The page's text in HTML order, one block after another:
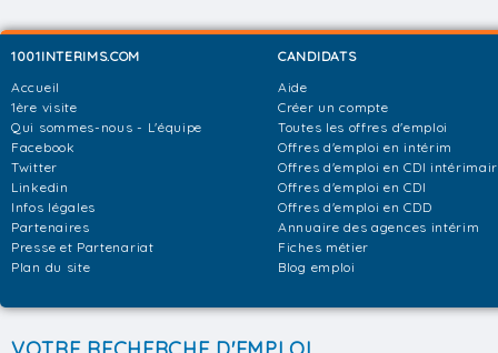
1001INTERIMS.COM
Accueil
1ère visite
Qui sommes-nous - L'équipe
Facebook
Twitter
Linkedin
Infos légales
Partenaires
Presse et Partenariat
Plan du site
CANDIDATS
Aide
Créer un compte
Toutes les offres d'emploi
Offres d'emploi en intérim
Offres d'emploi en CDI
Offres d'emploi en CDI
Offres d'emploi en CDD
Annuaire des agences intérim
Fiches métier
Blog emploi